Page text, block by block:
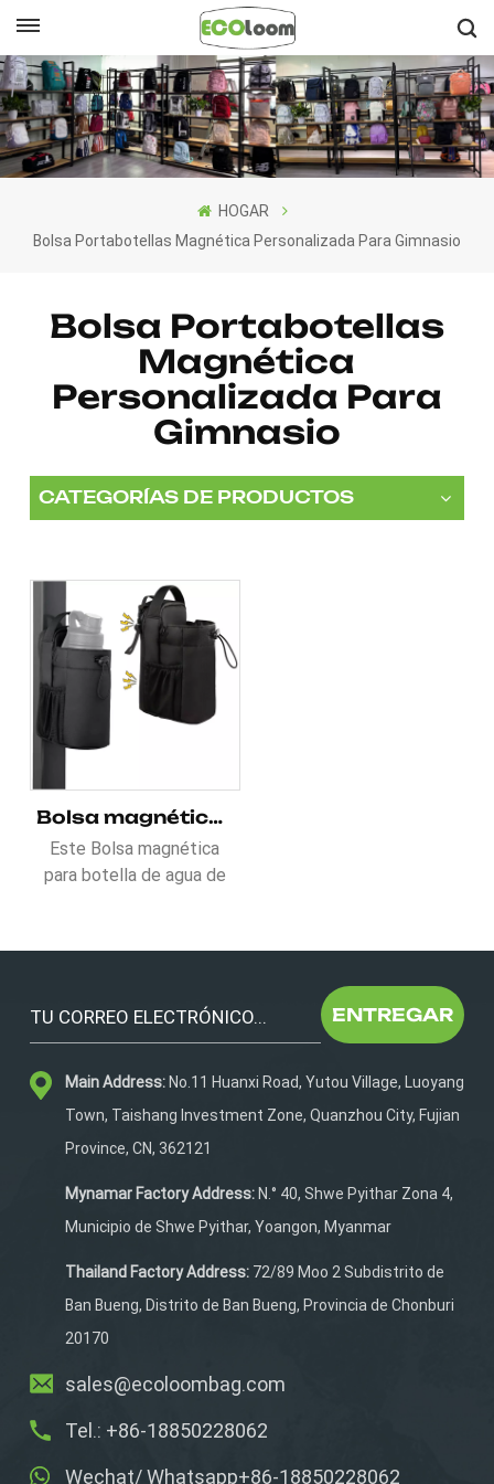
English
Français
Deutsch
Nederlands
HOGAR
Bolsa Portabotellas Magnética Personalizada Para Gimnasio
Bolsa Portabotellas
Magnética
Personalizada Para
Gimnasio
CATEGORÍAS DE PRODUCTOS
Bolsa magnética para botellas de agua de gimnasio para fitness
Este Bolsa magnética
para botella de agua de
elementos
imanes N52 con capacidad
agua se puede guardar en
el bolsillo delantero.
También se pueden
llaves y las tarjetas de
identificación. poner
principal.
ENTREGAR
Main Address:No.11 Huanxi Road, Yutou Village, Luoyang
Town, Taishang Investment Zone, Quanzhou City, Fujian
Province, CN, 362121
Mynamar Factory Address:N.° 40, Shwe Pyithar Zona 4,
Municipio de Shwe Pyithar, Yoangon, Myanmar
Thailand Factory Address:72/89 Moo 2 Subdistrito de
Ban Bueng, Distrito de Ban Bueng, Provincia de Chonburi
20170
sales@ecoloombag.com
Tel.: +86-18850228062
Wechat/ Whatsapp+86-18850228062